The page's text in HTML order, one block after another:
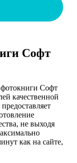
Софт
Софт
качественной
не выходя
как на сайте,